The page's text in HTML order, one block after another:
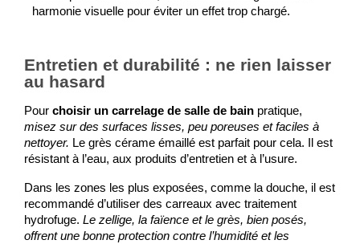
harmonie visuelle pour éviter un effet trop chargé.
Entretien et durabilité : ne rien laisser
au hasard
Pour choisir un carrelage de salle de bain
misez sur des surfaces lisses, peu poreuses et faciles à
nettoyer. Le grès cérame émaillé est parfait pour cela. Il est
résistant à l’eau, aux produits d’entretien et à l’usure.
Dans les zones les plus exposées, comme la douche, il est
recommandé d’utiliser des carreaux avec traitement
hydrofuge. Le zellige, la faïence et le grès, bien posés,
offrent une bonne protection contre l’humidité et les